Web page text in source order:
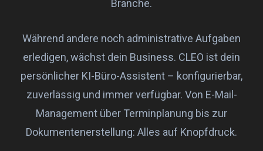
Branche.
Während andere noch administrative Aufgaben
erledigen, wächst dein Business. CLEO ist dein
persönlicher KI-Büro-Assistent – konfigurierbar,
zuverlässig und immer verfügbar. Von E-Mail-
Management über Terminplanung bis zur
Dokumentenerstellung: Alles auf Knopfdruck.